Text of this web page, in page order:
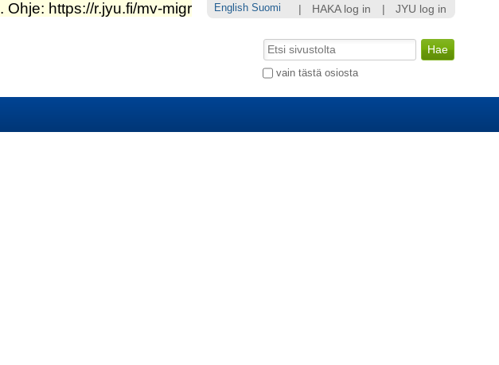
Hae
vain tästä osiosta
Laajennettu
HAKA log in JYU log in
English Suomi